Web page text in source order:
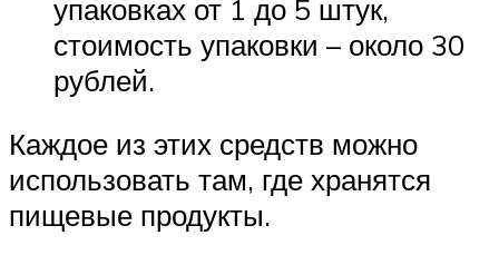
упаковках от 1 до 5 штук,
стоимость упаковки – около 30
рублей.
Каждое из этих средств можно
использовать там, где хранятся
пищевые продукты.